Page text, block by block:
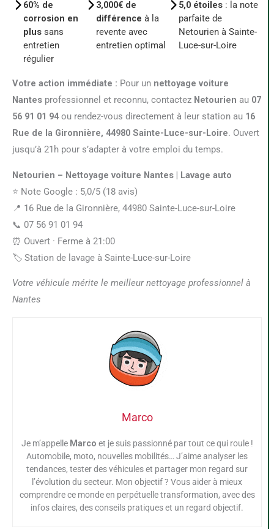
60% de
corrosion en
plus sans
entretien
régulier
3,000€ de
différence à la
revente avec
entretien optimal
5,0 étoiles : la note
parfaite de
Netourien à Sainte-
Luce-sur-Loire
Votre action immédiate : Pour un nettoyage voiture
Nantes professionnel et reconnu, contactez Netourien au 07
56 91 01 94ou rendez-vous directement à leur station au 16
Rue de la Gironnière, 44980 Sainte-Luce-sur-Loire. Ouvert
jusqu’à 21h pour s’adapter à votre emploi du temps.
Netourien – Nettoyage voiture Nantes | Lavage auto
⭐ Note Google : 5,0/5 (18 avis)
📍 16 Rue de la Gironnière, 44980 Sainte-Luce-sur-Loire
📞 07 56 91 01 94
⏰ Ouvert · Ferme à 21:00
🏷️ Station de lavage à Sainte-Luce-sur-Loire
Votre véhicule mérite le meilleur nettoyage professionnel à
Nantes
Marco
Je m’appelle Marco et je suis passionné par tout ce qui roule !
Automobile, moto, nouvelles mobilités… J’aime analyser les
tendances, tester des véhicules et partager mon regard sur
l’évolution du secteur. Mon objectif ? Vous aider à mieux
comprendre ce monde en perpétuelle transformation, avec des
infos claires, des conseils pratiques et un regard objectif.